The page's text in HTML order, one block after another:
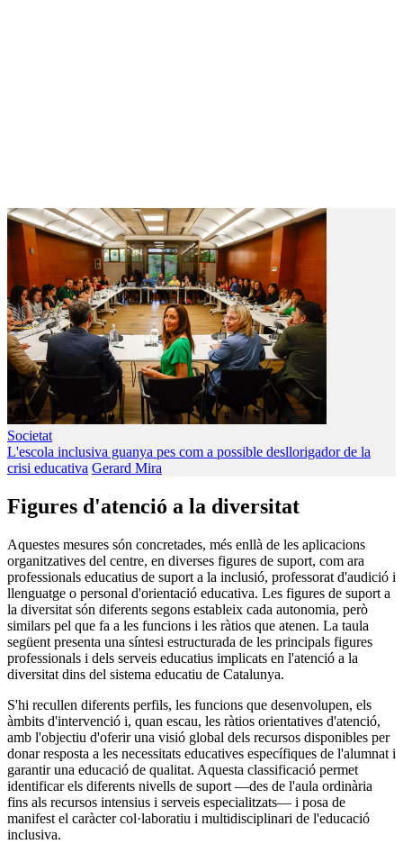
Societat
L'escola inclusiva guanya pes com a possible desllorigador de la
crisi educativa Gerard Mira
Figures d'atenció a la diversitat
Aquestes mesures són concretades, més enllà de les aplicacions
organitzatives del centre, en diverses figures de suport, com ara
professionals educatius de suport a la inclusió, professorat d'audició i
llenguatge o personal d'orientació educativa. Les figures de suport a
la diversitat són diferents segons estableix cada autonomia, però
similars pel que fa a les funcions i les ràtios que atenen. La taula
següent presenta una síntesi estructurada de les principals figures
professionals i dels serveis educatius implicats en l'atenció a la
diversitat dins del sistema educatiu de Catalunya.
S'hi recullen diferents perfils, les funcions que desenvolupen, els
àmbits d'intervenció i, quan escau, les ràtios orientatives d'atenció,
amb l'objectiu d'oferir una visió global dels recursos disponibles per
donar resposta a les necessitats educatives específiques de l'alumnat i
garantir una educació de qualitat. Aquesta classificació permet
identificar els diferents nivells de suport —des de l'aula ordinària
fins als recursos intensius i serveis especialitzats— i posa de
manifest el caràcter col·laboratiu i multidisciplinari de l'educació
inclusiva.